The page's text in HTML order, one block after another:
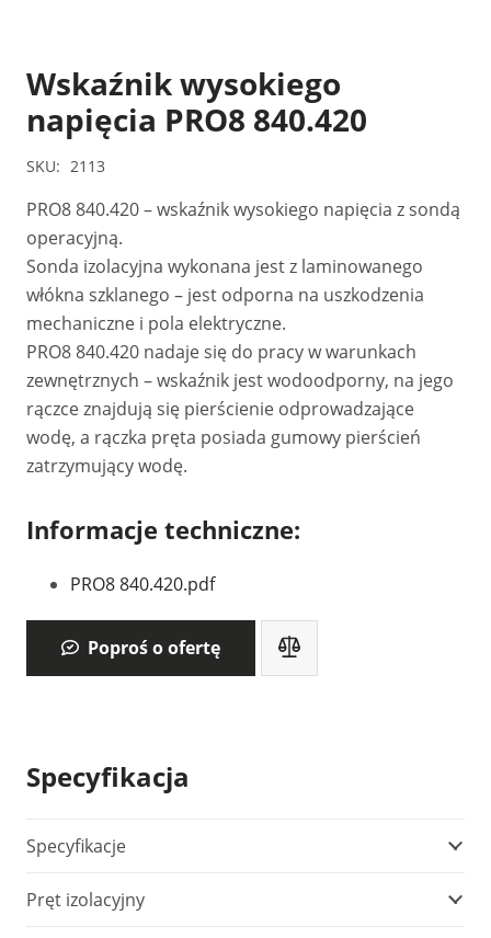
Wskaźnik wysokiego
napięcia PRO8 840.420
SKU: 2113
PRO8 840.420 – wskaźnik wysokiego napięcia z sondą
operacyjną.
Sonda izolacyjna wykonana jest z laminowanego
włókna szklanego – jest odporna na uszkodzenia
mechaniczne i pola elektryczne.
PRO8 840.420 nadaje się do pracy w warunkach
zewnętrznych – wskaźnik jest wodoodporny, na jego
rączce znajdują się pierścienie odprowadzające
wodę, a rączka pręta posiada gumowy pierścień
zatrzymujący wodę.
Informacje techniczne:
PRO8 840.420.pdf
Poproś o ofertę
Specyfikacja
Specyfikacje
Pręt izolacyjny